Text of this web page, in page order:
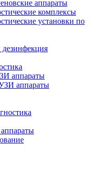
аппараты
комплексы
установки по
дезинфекция
аппараты
аппараты